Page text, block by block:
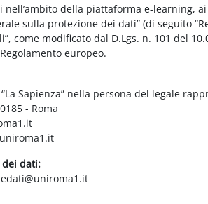
della piattaforma e-learning,
sulla protezione dei dati” (di seguito
come modificato dal D.Lgs. n. 101 del
europeo.
Sapienza” nella persona del legale
- Roma
dei dati: